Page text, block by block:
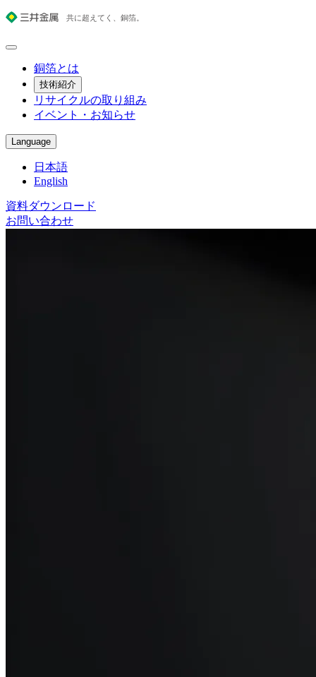
銅箔とは
技術紹介
リサイクルの取り組み
イベント・お知らせ
Language
日本語
English
資料ダウンロード
お問い合わせ